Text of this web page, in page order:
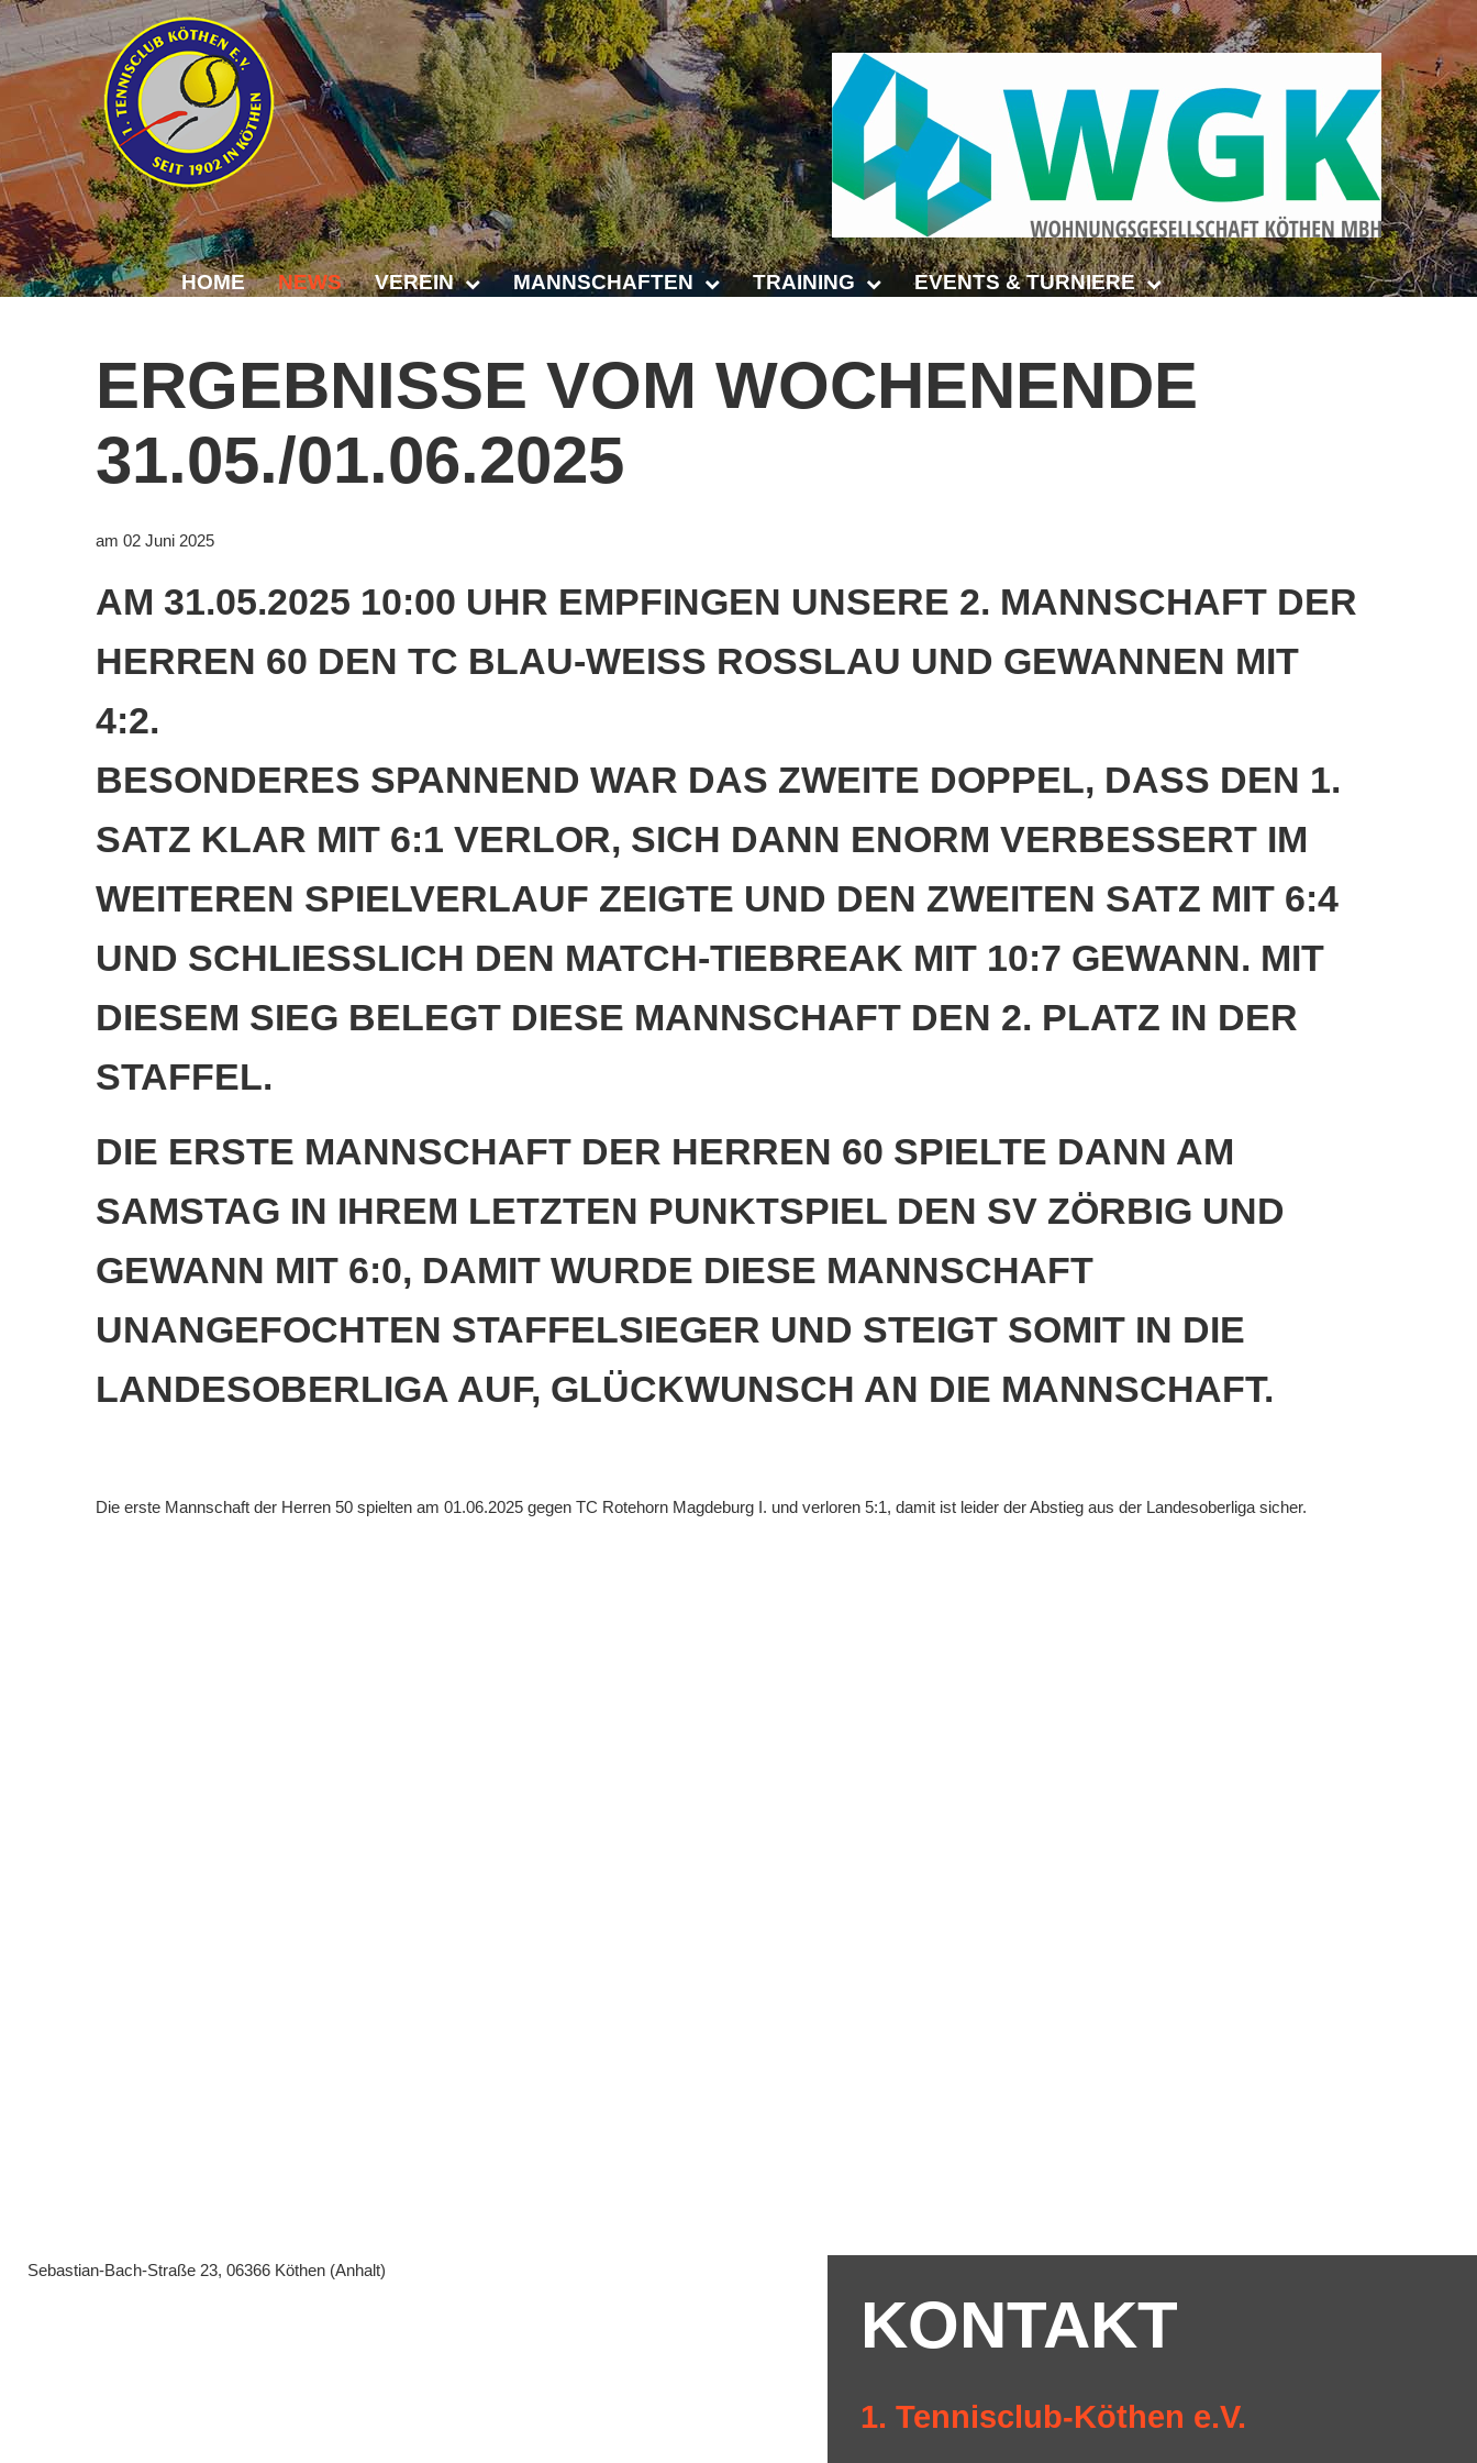
HOME NEWS VEREIN
Das Clubhaus
Die Tennisanlage
Mitgliedschaft
Die Geschichte
Die Sponsoren
MANNSCHAFTEN
Punktspiele Wintersaison 2025/2026
Erwachsene
Jugend
TRAINING
Trainer
EVENTS & TURNIERE
4-Städte-Turnier
ERGEBNISSE VOM WOCHENENDE
31.05./01.06.2025
am 02 Juni 2025
AM 31.05.2025 10:00 UHR EMPFINGEN UNSERE 2. MANNSCHAFT DER
HERREN 60 DEN TC BLAU-WEISS ROSSLAU UND GEWANNEN MIT 4:
2.
BESONDERES SPANNEND WAR DAS ZWEITE DOPPEL, DASS DEN 1. S
ATZ KLAR MIT 6:1 VERLOR, SICH DANN ENORM VERBESSERT IM W
EITEREN SPIELVERLAUF ZEIGTE UND DEN ZWEITEN SATZ MIT 6:4 U
ND SCHLIESSLICH DEN MATCH-TIEBREAK MIT 10:7 GEWANN. MIT DI
ESEM SIEG BELEGT DIESE MANNSCHAFT DEN 2. PLATZ IN DER ST
AFFEL.
DIE ERSTE MANNSCHAFT DER HERREN 60 SPIELTE DANN AM
SAMSTAG IN IHREM LETZTEN PUNKTSPIEL DEN SV ZÖRBIG UND
GEWANN MIT 6:0, DAMIT WURDE DIESE MANNSCHAFT
UNANGEFOCHTEN STAFFELSIEGER UND STEIGT SOMIT IN DIE
LANDESOBERLIGA AUF, GLÜCKWUNSCH AN DIE MANNSCHAFT.
Die erste Mannschaft der Herren 50 spielten am 01.06.2025 gegen TC Rotehorn Magdeburg I. und verloren 5:1, damit ist leider der Abstieg aus der Landesoberliga sicher.
KONTAKT
1. Tennisclub-Köthen e.V.
Sebastian-Bach-Straße 23, 06366 Köthen (Anhalt)